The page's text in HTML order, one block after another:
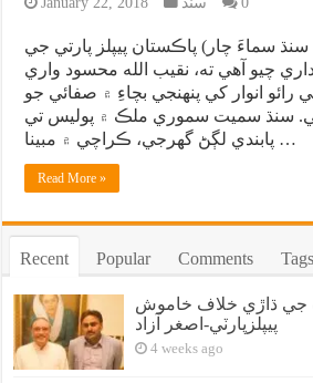
سماءَ چار) پاڪستان پيپلز پارتي جي
چيو آهي ته، نقيب الله محسود واري
انوار کي پنهنجي بچاءِ ۾ صفائي جو
سنڌ سميت سموري ملڪ ۾ پوليس تي
پابندي لڳڻ گهرجي، ڪراچي ۾ مبينا …
Read More »
Recent Popular Comments Tags
جي ڌاڙي خلاف خاموش
پيپلزپارٽي-اصغر آزاد
4 weeks ago